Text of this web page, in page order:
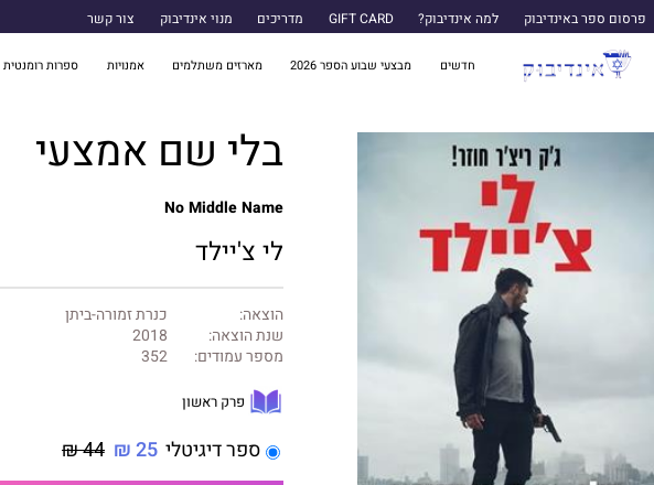
פרסום ספר באינדיבוק למה אינדיבוק? GIFT CARD מדריכים מנוי אינדיבוק צור קשר
חדשים מבצעי שבוע הספר 2026 מארזים משתלמים אמנויות ספרות רומנטית
בלי שם אמצעי
No Middle Name
לי צ'יילד
הוצאה:
כנרת זמורה-ביתן
שנת הוצאה:
2018
מספר עמודים:
352
פרק ראשון
ספר דיגיטלי 25 ₪
44 ₪